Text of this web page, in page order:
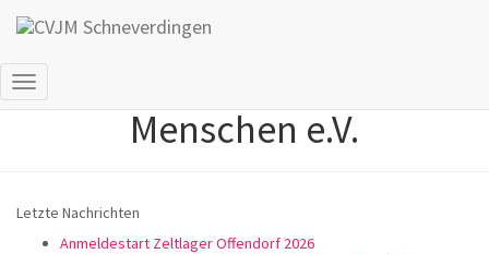
Navigation
Christlicher Verein Junger
Menschen e.V.
Letzte Nachrichten
Anmeldestart Zeltlager Offendorf 2026